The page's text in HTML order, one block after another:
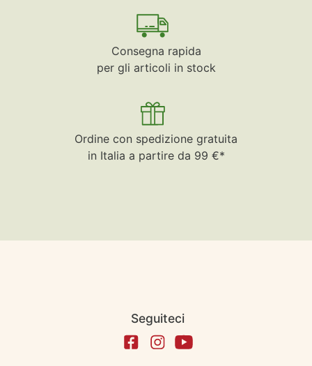
Consegna rapida
per gli articoli in stock
Ordine con spedizione gratuita
in Italia a partire da 99 €*
Seguiteci